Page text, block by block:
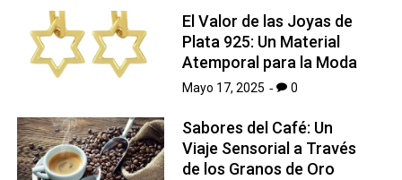
El Valor de las Joyas de
Plata 925: Un Material
Atemporal para la Moda
Mayo 17, 2025 0
Sabores del Café: Un
Viaje Sensorial a Través
de los Granos de Oro